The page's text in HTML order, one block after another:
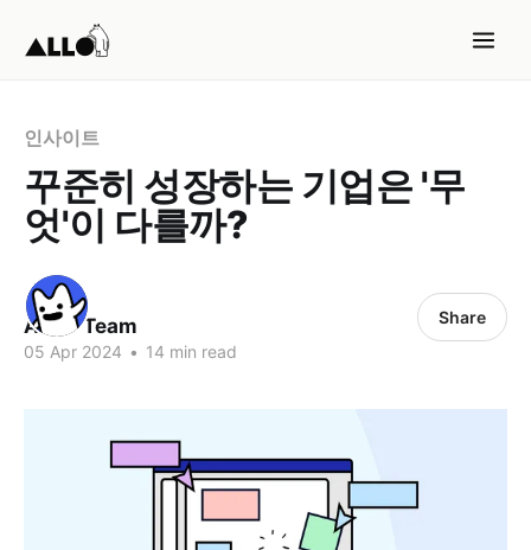
인사이트
꾸준히 성장하는 기업은 '무
엇'이 다를까?
ALLO Team
05 Apr 2024 • 14 min read
Share